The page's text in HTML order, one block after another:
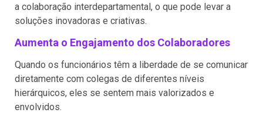
a colaboração interdepartamental, o que pode levar a
soluções inovadoras e criativas.
Aumenta o Engajamento dos Colaboradores
Quando os funcionários têm a liberdade de se comunicar
diretamente com colegas de diferentes níveis
hierárquicos, eles se sentem mais valorizados e
envolvidos.